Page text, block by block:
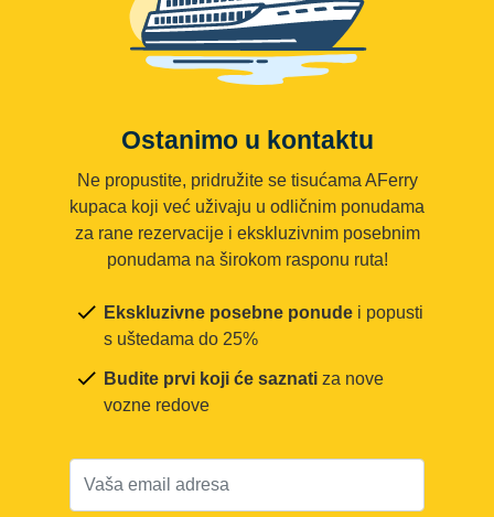
Ostanimo u kontaktu
Ne propustite, pridružite se tisućama AFerry
kupaca koji već uživaju u odličnim ponudama
za rane rezervacije i ekskluzivnim posebnim
ponudama na širokom rasponu ruta!
Ekskluzivne posebne ponude i popusti
s uštedama do 25%
Budite prvi koji će saznati za nove
vozne redove